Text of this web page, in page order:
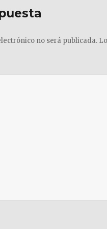
no será publicada.